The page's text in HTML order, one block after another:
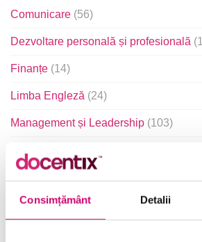
Consimțământ Detalii
Comunicare (56)
Dezvoltare personală și profesională
Finanțe (14)
Limba Engleză (24)
Management și Leadership (103)
Project Management